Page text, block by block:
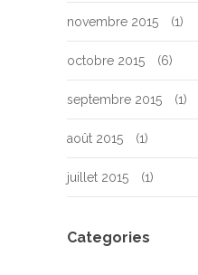
novembre 2015 (1)
octobre 2015 (6)
septembre 2015 (1)
août 2015 (1)
juillet 2015 (1)
Categories